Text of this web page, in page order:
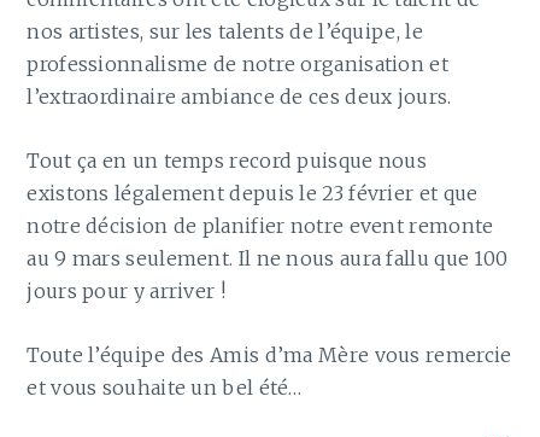
nos artistes, sur les talents de l’équipe, le
professionnalisme de notre organisation et
l’extraordinaire ambiance de ces deux jours.
Tout ça en un temps record puisque nous
existons légalement depuis le 23 février et que
notre décision de planifier notre event remonte
au 9 mars seulement. Il ne nous aura fallu que 100
jours pour y arriver !
Toute l’équipe des Amis d’ma Mère vous remercie
et vous souhaite un bel été…